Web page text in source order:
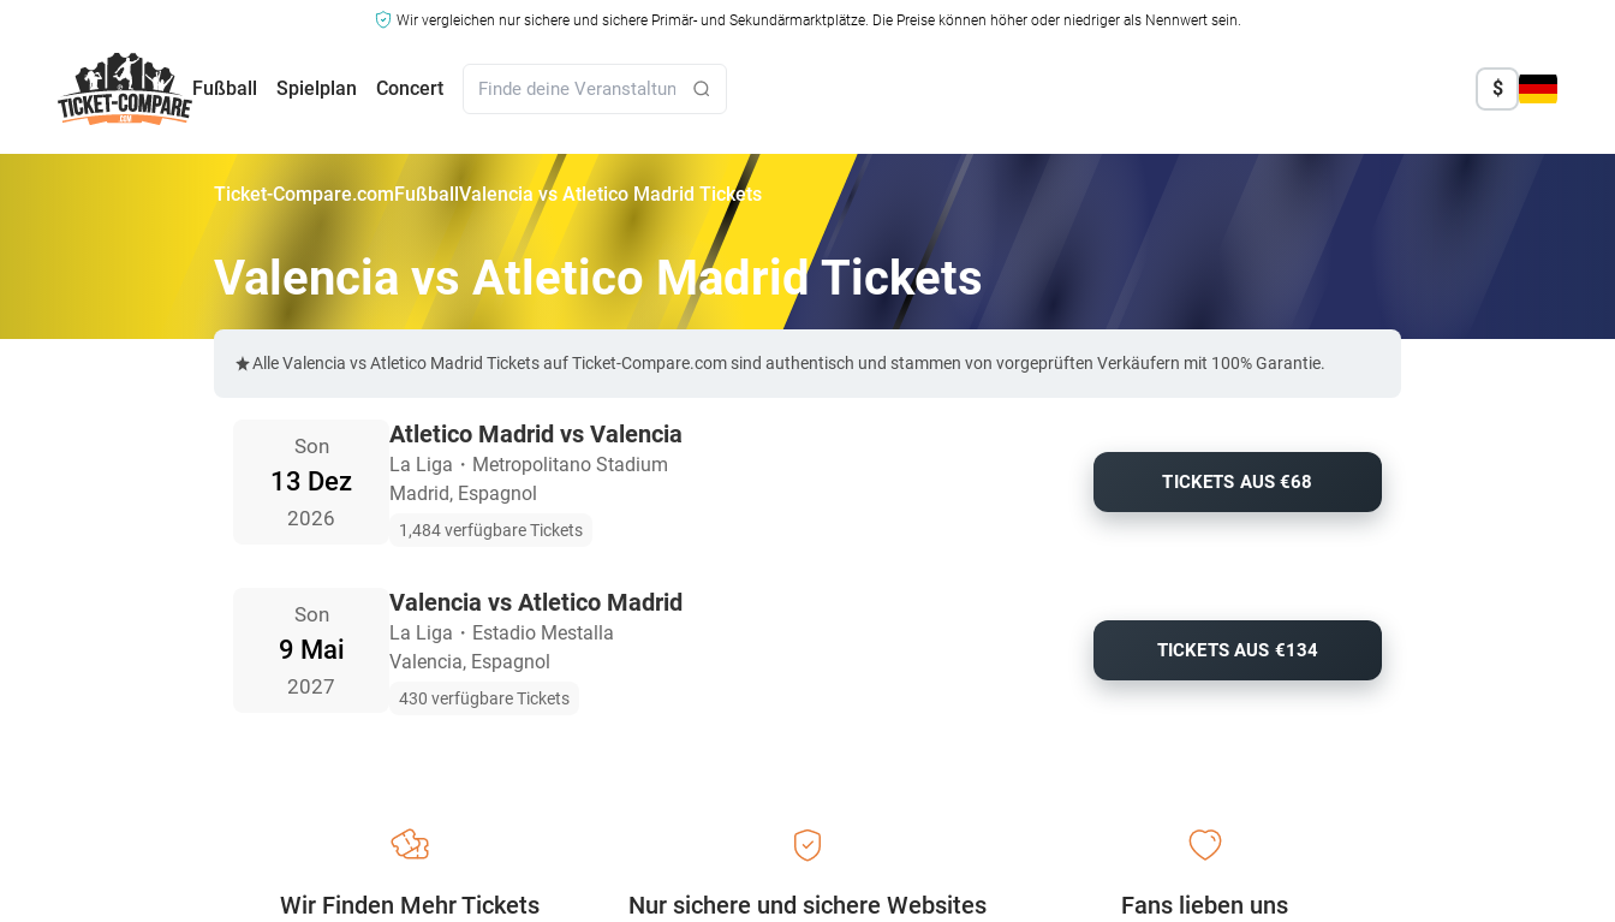
Wir vergleichen nur sichere und sichere Primär- und Sekundärmarktplätze. Die Preise können höher oder niedriger als Nennwert sein.
Fußball Spielplan Concert $
Ticket-Compare.comFußballValencia vs Atletico Madrid Tickets
Valencia vs Atletico Madrid Tickets
Alle Valencia vs Atletico Madrid Tickets auf Ticket-Compare.com sind authentisch und stammen von vorgeprüften Verkäufern mit 100% Garantie.
Son
13 Dez
2026
Atletico Madrid vs Valencia
La Liga ・ Metropolitano Stadium
Madrid, Espagnol
1,484 verfügbare Tickets
TICKETS AUS €68
Son
9 Mai
2027
Valencia vs Atletico Madrid
La Liga ・ Estadio Mestalla
Valencia, Espagnol
430 verfügbare Tickets
TICKETS AUS €134
Nur sichere und sichere Websites
Wir Finden Mehr Tickets Fans lieben uns